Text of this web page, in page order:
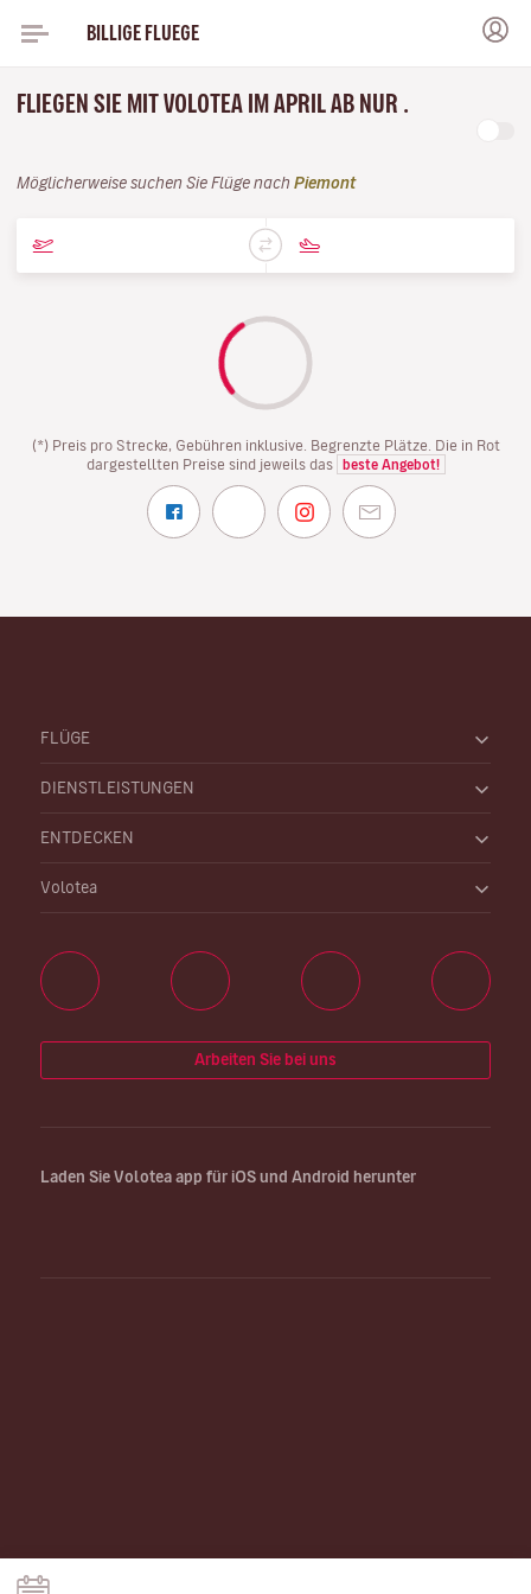
BILLIGE FLUEGE
FLIEGEN SIE MIT VOLOTEA IM APRIL AB NUR .
Möglicherweise suchen Sie Flüge nach Piemont
(*) Preis pro Strecke, Gebühren inklusive. Begrenzte Plätze. Die in Rot
dargestellten Preise sind jeweils das
beste Angebot!
FLÜGE
DIENSTLEISTUNGEN
ENTDECKEN
Volotea
Arbeiten Sie bei uns
Laden Sie Volotea app für iOS und Android herunter